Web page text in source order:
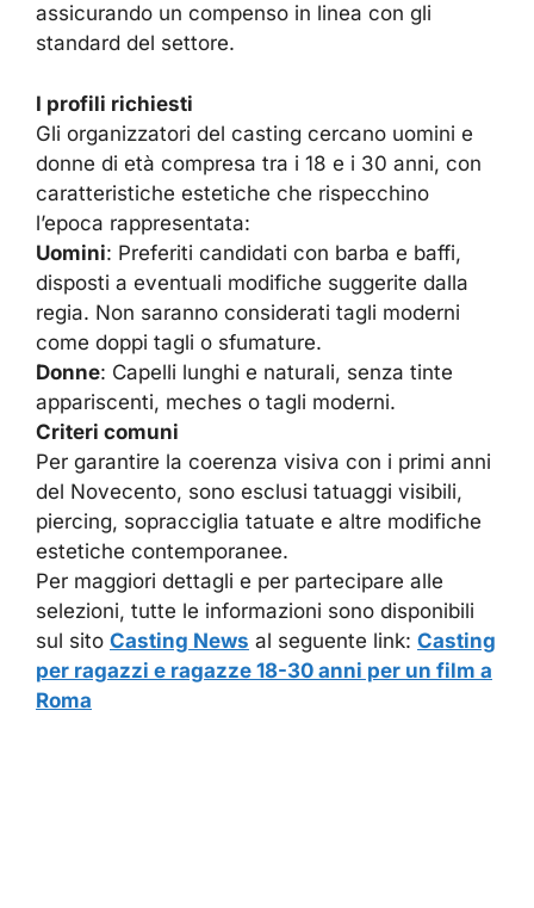
assicurando un compenso in linea con gli
standard del settore.
I profili richiesti
Gli organizzatori del casting cercano uomini e
donne di età compresa tra i 18 e i 30 anni, con
caratteristiche estetiche che rispecchino
l’epoca rappresentata:
Uomini: Preferiti candidati con barba e baffi,
disposti a eventuali modifiche suggerite dalla
regia. Non saranno considerati tagli moderni
come doppi tagli o sfumature.
Donne: Capelli lunghi e naturali, senza tinte
appariscenti, meches o tagli moderni.
Criteri comuni
Per garantire la coerenza visiva con i primi anni
del Novecento, sono esclusi tatuaggi visibili,
piercing, sopracciglia tatuate e altre modifiche
estetiche contemporanee.
Per maggiori dettagli e per partecipare alle
selezioni, tutte le informazioni sono disponibili
sul sito Casting News al seguente link: Casting
per ragazzi e ragazze 18-30 anni per un film a
Roma